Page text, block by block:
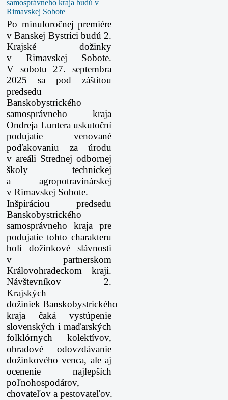
Po minuloročnej premiére
v Banskej Bystrici budú 2.
Krajské dožinky
v Rimavskej Sobote.
V sobotu 27. septembra
2025 sa pod záštitou
predsedu
Banskobystrického
samosprávneho kraja
Ondreja Luntera uskutoční
podujatie venované
poďakovaniu za úrodu
v areáli Strednej odbornej
školy technickej
a agropotravinárskej
v Rimavskej Sobote.
Inšpiráciou predsedu
Banskobystrického
samosprávneho kraja pre
podujatie tohto charakteru
boli dožinkové slávnosti
v partnerskom
Královohradeckom kraji.
Návštevníkov 2.
Krajských
dožiniek Banskobystrického
kraja čaká vystúpenie
slovenských i maďarských
folklórnych kolektívov,
obradové odovzdávanie
dožinkového venca, ale aj
ocenenie najlepších
poľnohospodárov,
chovateľov a pestovateľov.